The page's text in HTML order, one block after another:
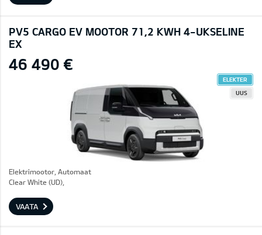
PV5 CARGO EV MOOTOR 71,2 KWH 4-UKSELINE
EX
46 490 €
ELEKTER
UUS
Elektrimootor, Automaat
Clear White (UD),
VAATA